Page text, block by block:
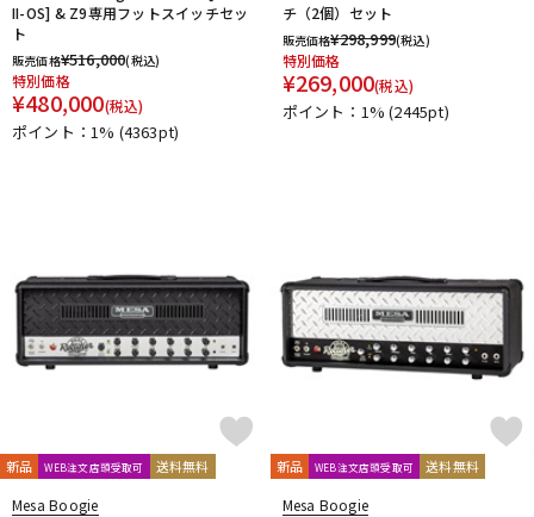
II-OS] & Z9専用フットスイッチセッ
ト
販売価格¥516,000(税込)
特別価格
¥480,000(税込)
ポイント：1% (4363pt)
チ（2個）セット
販売価格¥298,999(税込)
特別価格
¥269,000(税込)
ポイント：1%(2445pt)
新品 WEB注文店頭受取可 送料無料
Mesa Boogie
新品 WEB注文店頭受取可 送料無料
Mesa Boogie